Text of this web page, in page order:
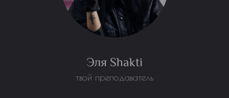
Эля Shakti
твой преподаватель